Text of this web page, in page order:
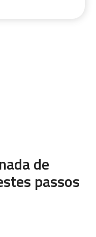
de
passos